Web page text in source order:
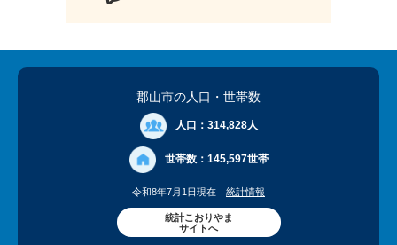
郡山市の人口 ・世帯数
人口： 314,828人
世帯数： 145,597世帯
令和8年7月1日現在 統計情報
統計こおりやま
サイトへ